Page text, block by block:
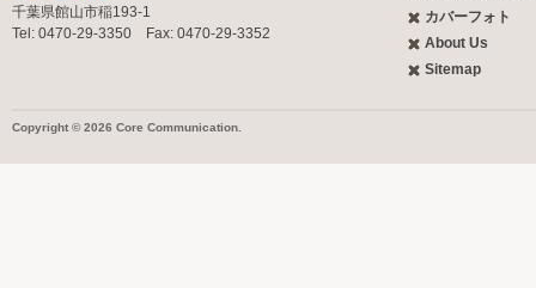
千葉県館山市稲193-1
Tel: 0470-29-3350 Fax: 0470-29-3352
カバーフォト
About Us
Sitemap
Copyright © 2026 Core Communication.